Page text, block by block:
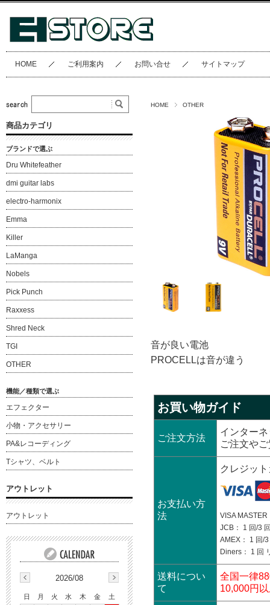
HOME ご利用案内 お問い合せ サイトマップ
HOME OTHER
音が良い電池
PROCELLは音が違う
お買い物ガイド
ご注文方法
インター
ご注文や
お支払い方
法
クレジッ
VISA
JCB： 1 回/3
AMEX： 1 回/
Diners： 1 回
送料につい
て
全国一律
10,000円
商品カテゴリ
ブランドで選ぶ
Dru Whitefeather
dmi guitar labs
electro-harmonix
Emma
Killer
LaManga
Nobels
Pick Punch
Raxxess
Shred Neck
TGI
OTHER
機能／種類で選ぶ
エフェクター
小物・アクセサリー
PA&レコーディング
Tシャツ、ベルト
アウトレット
アウトレット
2026/08
日 月 火 水 木 金
土